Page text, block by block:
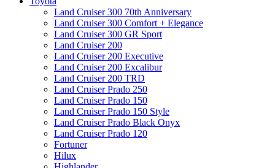
Land Cruiser 300 70th Anniversary
Land Cruiser 300 Comfort + Elegance
Land Cruiser 300 GR Sport
Land Cruiser 200
Land Cruiser 200 Executive
Land Cruiser 200 Excalibur
Land Cruiser 200 TRD
Land Cruiser Prado 250
Land Cruiser Prado 150
Land Cruiser Prado 150 Style
Land Cruiser Prado Black Onyx
Land Cruiser Prado 120
Fortuner
Hilux